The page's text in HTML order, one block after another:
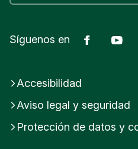
Síguenos en Facebook
Accesibilidad
Aviso legal y seguridad
Protección de datos y